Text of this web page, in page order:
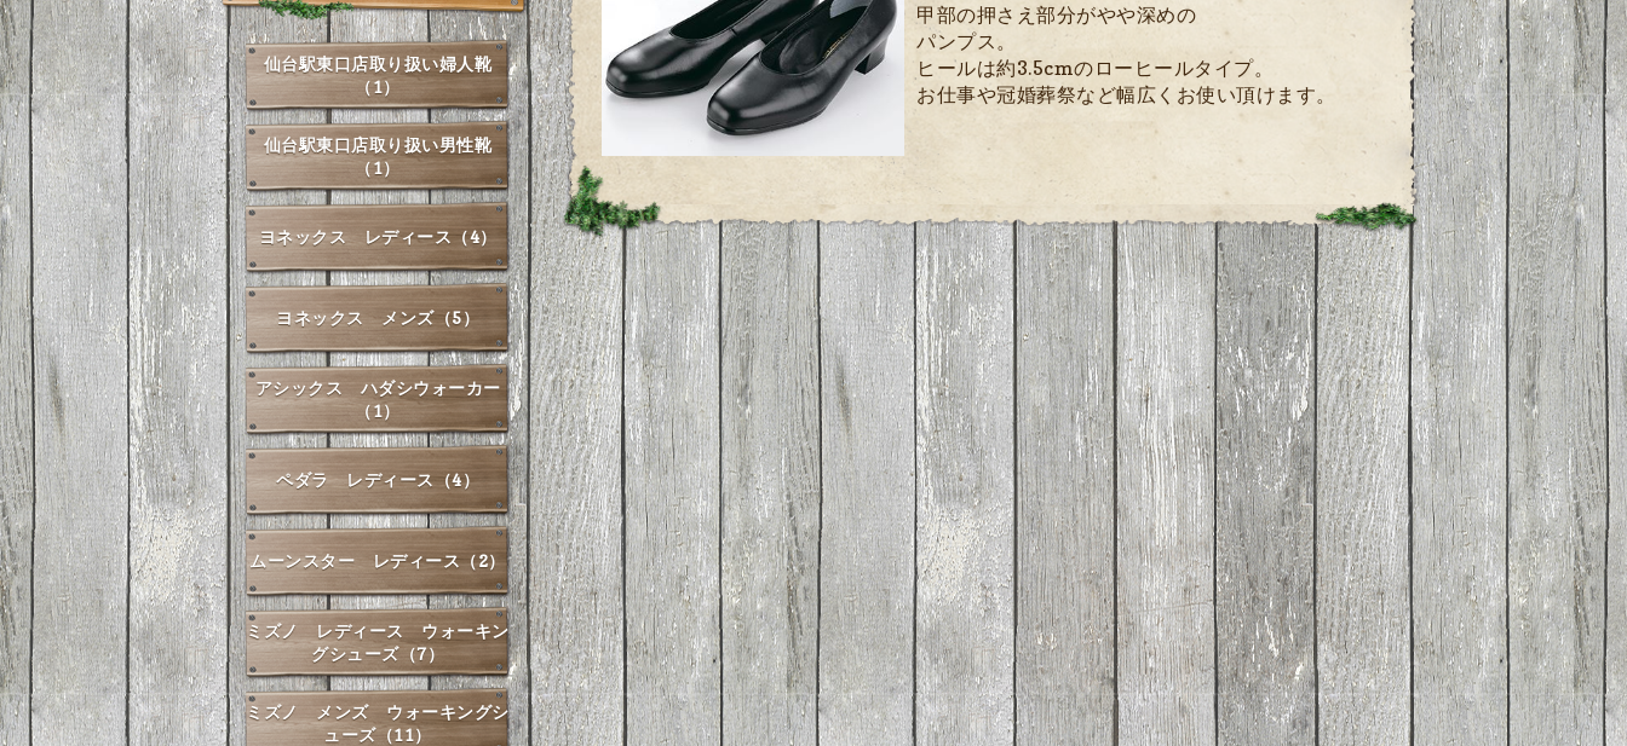
甲部の押さえ部分がやや深めの
パンプス。
ヒールは約3.5cmのローヒールタイプ。
お仕事や冠婚葬祭など幅広くお使い頂けます。
仙台駅東口店取り扱い婦人靴
（1）
仙台駅東口店取り扱い男性靴
（1）
ヨネックス レディース（4）
ヨネックス メンズ（5）
アシックス ハダシウォーカー
（1）
ペダラ レディース（4）
ムーンスター レディース（2）
ミズノ レディース ウォーキン
グシューズ（7）
ミズノ メンズ ウォーキングシ
ューズ（11）